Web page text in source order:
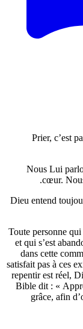
Dieu
Toute
et qui
dans
satisfait
repentir
Bible